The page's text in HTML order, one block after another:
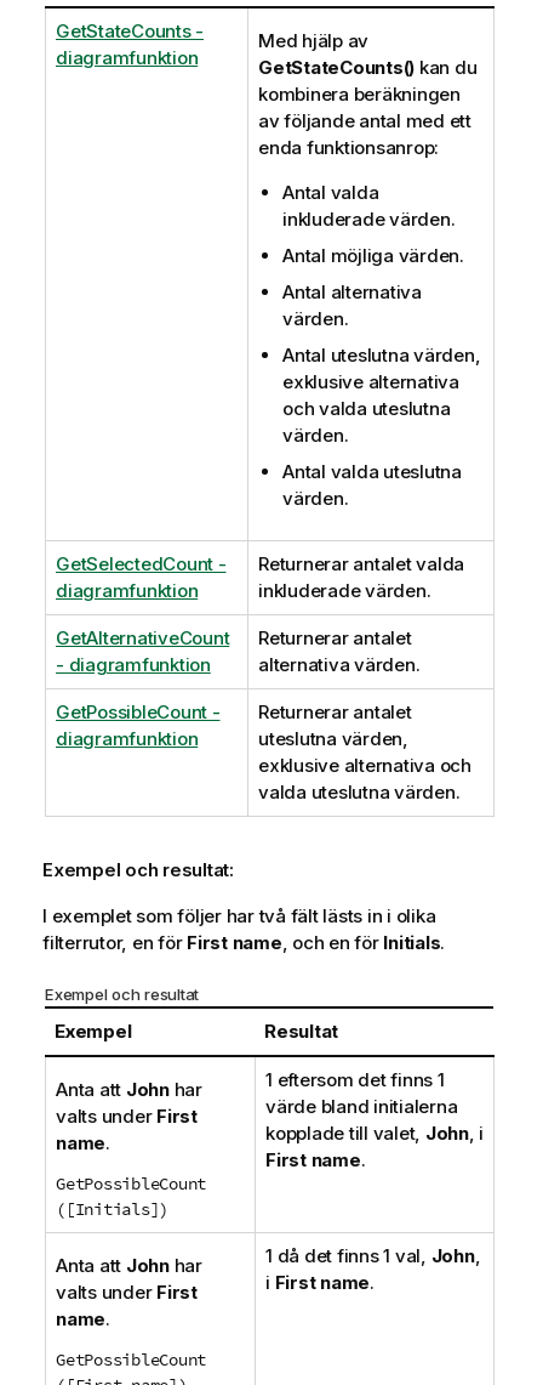
GetStateCounts -
diagramfunktion
Med hjälp av
GetStateCounts() kan du
kombinera beräkningen
av följande antal med ett
enda funktionsanrop:
Antal valda
inkluderade värden.
Antal möjliga värden.
Antal alternativa
värden.
Antal uteslutna värden,
exklusive alternativa
och valda uteslutna
värden.
Antal valda uteslutna
värden.
GetSelectedCount -
diagramfunktion
Returnerar antalet valda
inkluderade värden.
GetAlternativeCount
- diagramfunktion
Returnerar antalet
alternativa värden.
GetPossibleCount -
diagramfunktion
Returnerar antalet
uteslutna värden,
exklusive alternativa och
valda uteslutna värden.
Exempel och resultat:
I exemplet som följer har två fält lästs in i olika
filterrutor, en för First name , och en för Initials.
Exempel och resultat
Exempel Resultat
Anta att Johnhar
valts under First
name.
GetPossibleCount
([Initials])
1 eftersom det finns 1
värde bland initialerna
kopplade till valet, John, i
First name.
Anta att Johnhar
valts under First
name.
GetPossibleCount
1 då det finns 1 val, John,
i First name.